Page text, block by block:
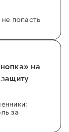
попасть
на
за